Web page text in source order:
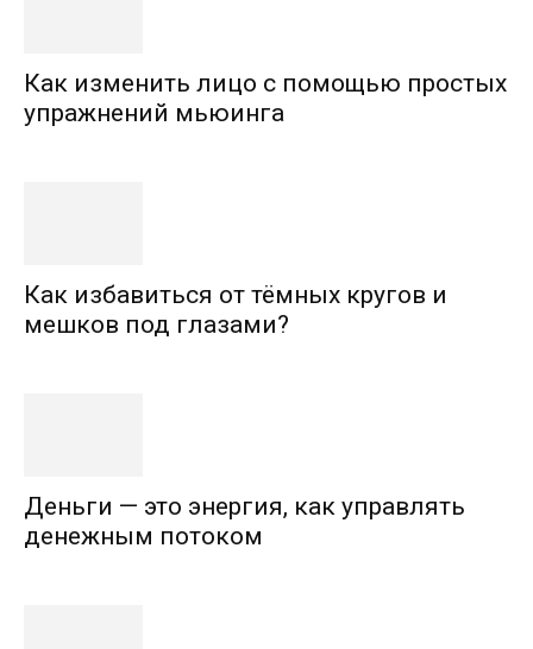
Как изменить лицо с помощью простых
упражнений мьюинга
Как избавиться от тёмных кругов и
мешков под глазами?
Деньги — это энергия, как управлять
денежным потоком